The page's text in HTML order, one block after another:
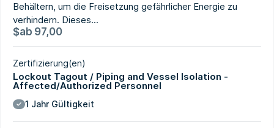
Behältern, um die Freisetzung gefährlicher Energie zu
verhindern. Dieses...
$ab 97,00
Zertifizierung(en)
Lockout Tagout / Piping and Vessel Isolation -
Affected/Authorized Personnel
1 Jahr Gültigkeit